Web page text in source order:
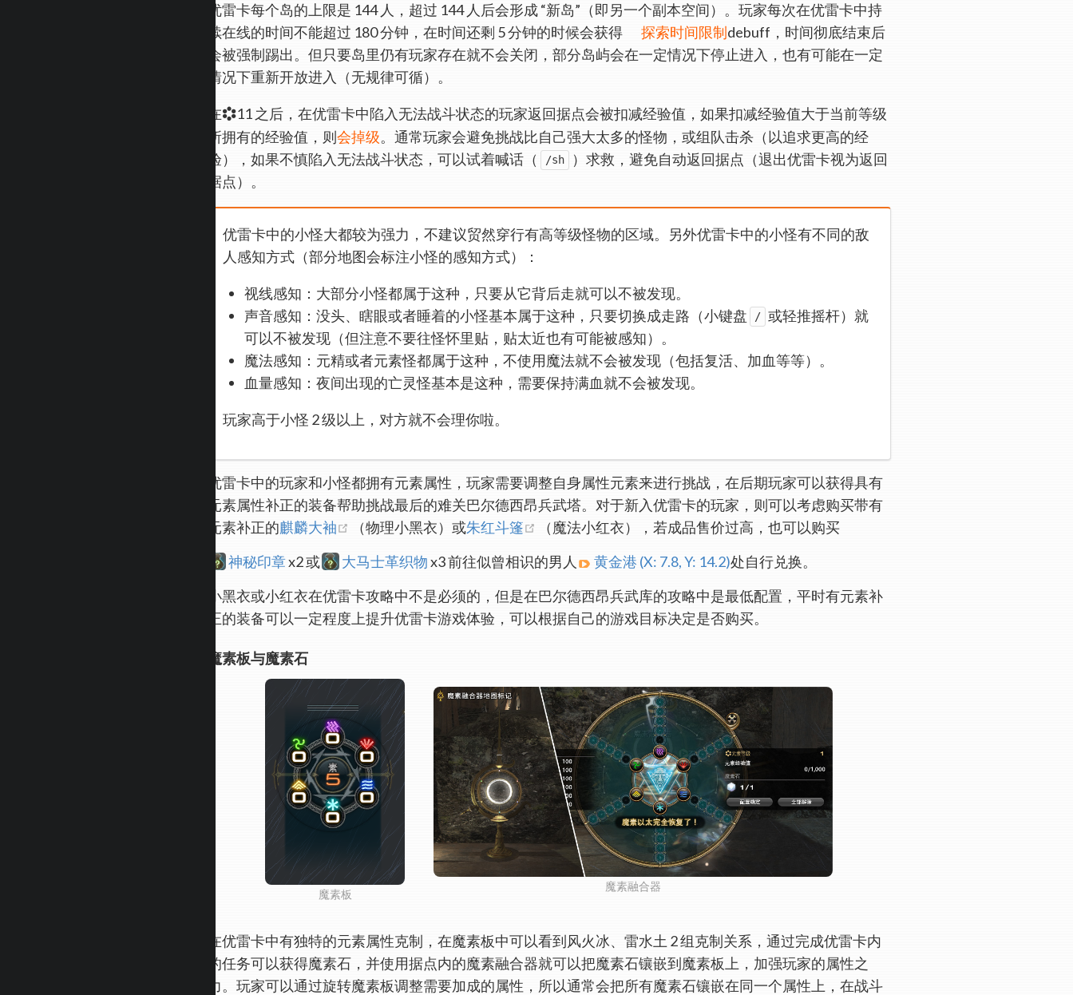
优雷卡每个岛的上限是 144 人，超过 144 人后会形成 “新岛”（即另一个副本空间）。玩家每次在优雷卡中持
续在线的时间不能超过 180 分钟，在时间还剩 5 分钟的时候会获得
探索时间限制debuff，时间彻底结束后
会被强制踢出。但只要岛里仍有玩家存在就不会关闭，部分岛屿会在一定情况下停止进入，也有可能在一定
情况下重新开放进入（无规律可循）。
在
11 之后，在优雷卡中陷入无法战斗状态的玩家返回据点会被扣减经验值，如果扣减经验值大于当前等级
所拥有的经验值，则会掉级。通常玩家会避免挑战比自己强大太多的怪物，或组队击杀（以追求更高的经
验），如果不慎陷入无法战斗状态，可以试着喊话（
/sh
）求救，避免自动返回据点（退出优雷卡视为返回
据点）。
优雷卡中的小怪大都较为强力，不建议贸然穿行有高等级怪物的区域。另外优雷卡中的小怪有不同的敌
人感知方式（部分地图会标注小怪的感知方式）：
视线感知：大部分小怪都属于这种，只要从它背后走就可以不被发现。
声音感知：没头、瞎眼或者睡着的小怪基本属于这种，只要切换成走路（小键盘
/ 或轻推摇杆）就
可以不被发现（但注意不要往怪怀里贴，贴太近也有可能被感知）。
魔法感知：元精或者元素怪都属于这种，不使用魔法就不会被发现（包括复活、加血等等）。
血量感知：夜间出现的亡灵怪基本是这种，需要保持满血就不会被发现。
玩家高于小怪 2 级以上，对方就不会理你啦。
优雷卡中的玩家和小怪都拥有元素属性，玩家需要调整自身属性元素来进行挑战，在后期玩家可以获得具有
元素属性补正的装备帮助挑战最后的难关巴尔德西昂兵武塔。对于新入优雷卡的玩家，则可以考虑购买带有
元素补正的麒麟大袖 (opens new window)
（物理小黑衣）或朱红斗篷 (opens new window)
（魔法小红衣），若成品售价过高，也可以购买
神秘印章x2 或 大马士革织物x3 前往似曾相识的男人 黄金港 (X: 7.8, Y: 14.2)处自行兑换。
小黑衣或小红衣在优雷卡攻略中不是必须的，但是在巴尔德西昂兵武库的攻略中是最低配置，平时有元素补
正的装备可以一定程度上提升优雷卡游戏体验，可以根据自己的游戏目标决定是否购买。
魔素板与魔素石
魔素板
魔素融合器
在优雷卡中有独特的元素属性克制，在魔素板中可以看到风火冰、雷水土 2 组克制关系，通过完成优雷卡内
的任务可以获得魔素石，并使用据点内的魔素融合器就可以把魔素石镶嵌到魔素板上，加强玩家的属性之
力。玩家可以通过旋转魔素板调整需要加成的属性，所以通常会把所有魔素石镶嵌在同一个属性上，在战斗